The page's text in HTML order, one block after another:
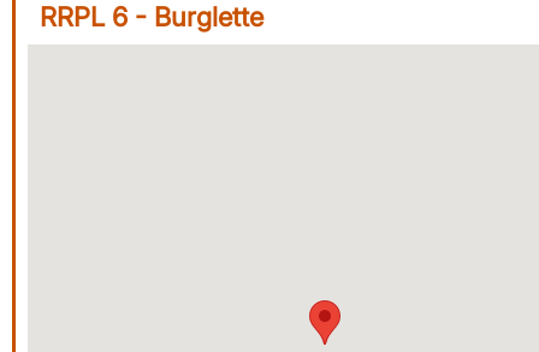
RRPL 6 - Burglette